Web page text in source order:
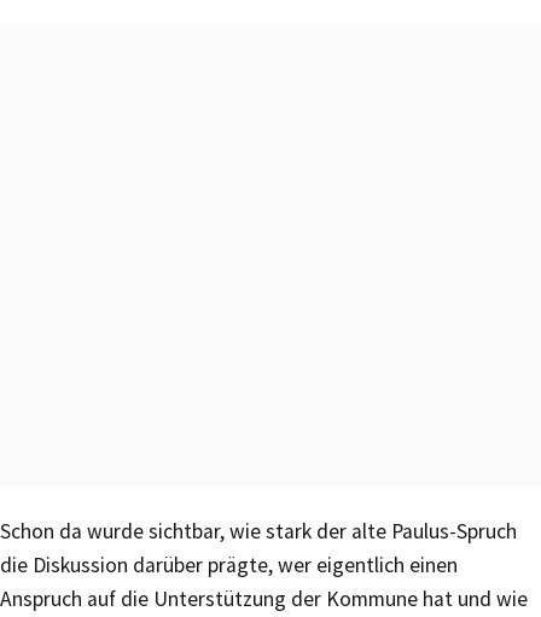
Schon da wurde sichtbar, wie stark der alte Paulus-Spruch
die Diskussion darüber prägte, wer eigentlich einen
Anspruch auf die Unterstützung der Kommune hat und wie